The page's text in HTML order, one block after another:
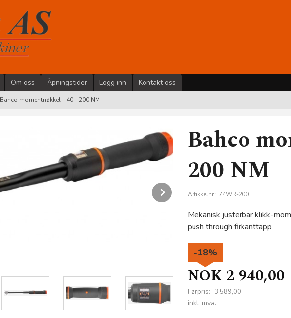
Om oss Åpningstider Logg inn Kontakt oss
Bahco momentnøkkel - 40 - 200 NM
Next
Bahco
200 NM
Artikkelnr.: 74WR-200
Mekanisk justerbar klikk-
push through firkanttapp
NOK2 940,00
Førpris: 3 589,00
Rabatt
-18%
inkl. mva.